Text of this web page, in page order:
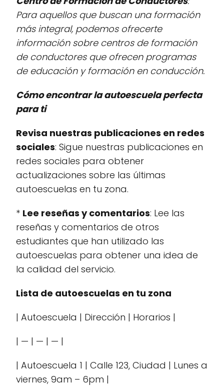
Para aquellos que buscan una formación
más integral, podemos ofrecerte
información sobre centros de formación
de conductores que ofrecen programas
de educación y formación en conducción.
Cómo encontrar la autoescuela perfecta
para ti
Revisa nuestras publicaciones en redes
sociales: Sigue nuestras publicaciones en
redes sociales para obtener
actualizaciones sobre las últimas
autoescuelas en tu zona.
* Lee reseñas y comentarios: Lee las
reseñas y comentarios de otros
estudiantes que han utilizado las
autoescuelas para obtener una idea de
la calidad del servicio.
Lista de autoescuelas en tu zona
| Autoescuela | Dirección | Horarios |
| — | — | — |
| Autoescuela 1 | Calle 123, Ciudad | Lunes a
viernes, 9am – 6pm |